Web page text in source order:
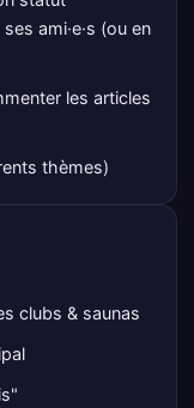
ami·e·s (ou en
les articles
thèmes)
clubs & saunas